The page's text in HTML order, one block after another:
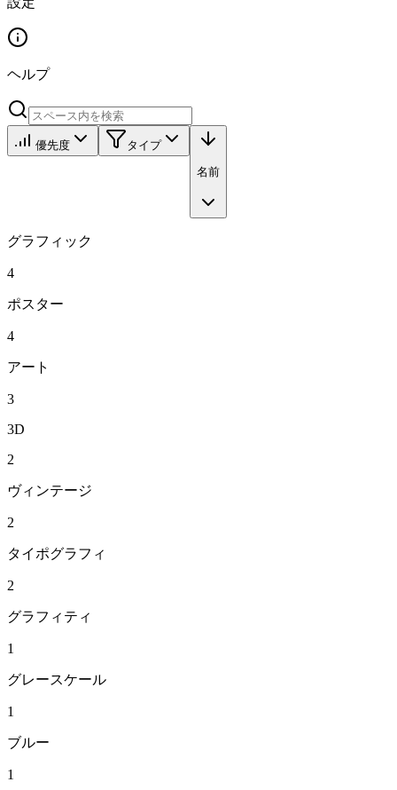
ヘルプ
優先度
タイプ
名前
グラフィック
4
ポスター
4
アート
3
3D
2
ヴィンテージ
2
タイポグラフィ
2
グラフィティ
1
グレースケール
1
ブルー
1